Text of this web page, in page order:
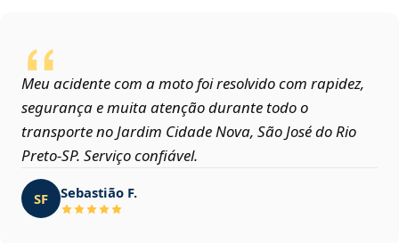
Meu acidente com a moto foi resolvido com rapidez,
segurança e muita atenção durante todo o
transporte no Jardim Cidade Nova, São José do Rio
Preto‑SP. Serviço confiável.
SF Sebastião F.